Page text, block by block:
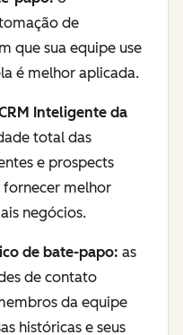
de
que sua equipe use
é melhor aplicada.
Inteligente da
total das
e prospects
fornecer melhor
negócios.
de bate-papo: as
de contato
da equipe
históricas e seus